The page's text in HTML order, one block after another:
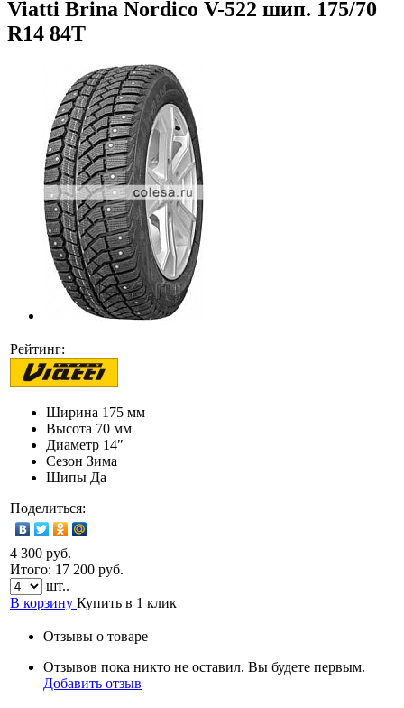
Viatti Brina Nordico V-522 шип. 175/70
R14 84Т
Рейтинг:
Ширина 175 мм
Высота 70 мм
Диаметр 14″
Сезон Зима
Шипы Да
Поделиться:
4 300 руб.
Итого: 17 200 руб.
шт..
В корзину Купить в 1 клик
Отзывы о товаре
Отзывов пока никто не оставил. Вы будете первым.
Добавить отзыв